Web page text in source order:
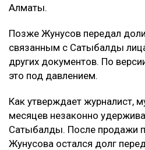
Алматы.
Позже Жунусов передал
связанным с Сатыбалды
других документов. По
это под давлением.
Как утверждает журналист,
месяцев незаконно
Сатыбалды. После продажи
Жунусова остался долг